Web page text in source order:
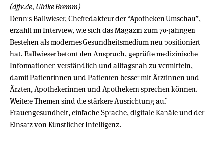
(dfjv.de, Ulrike Bremm)
Dennis Ballwieser, Chefredakteur der “Apotheken Umschau”,
erzählt im Interview, wie sich das Magazin zum 70-jährigen
Bestehen als modernes Gesundheitsmedium neu positioniert
hat. Ballwieser betont den Anspruch, geprüfte medizinische
Informationen verständlich und alltagsnah zu vermitteln,
damit Patientinnen und Patienten besser mit Ärztinnen und
Ärzten, Apothekerinnen und Apothekern sprechen können.
Weitere Themen sind die stärkere Ausrichtung auf
Frauengesundheit, einfache Sprache, digitale Kanäle und der
Einsatz von Künstlicher Intelligenz.